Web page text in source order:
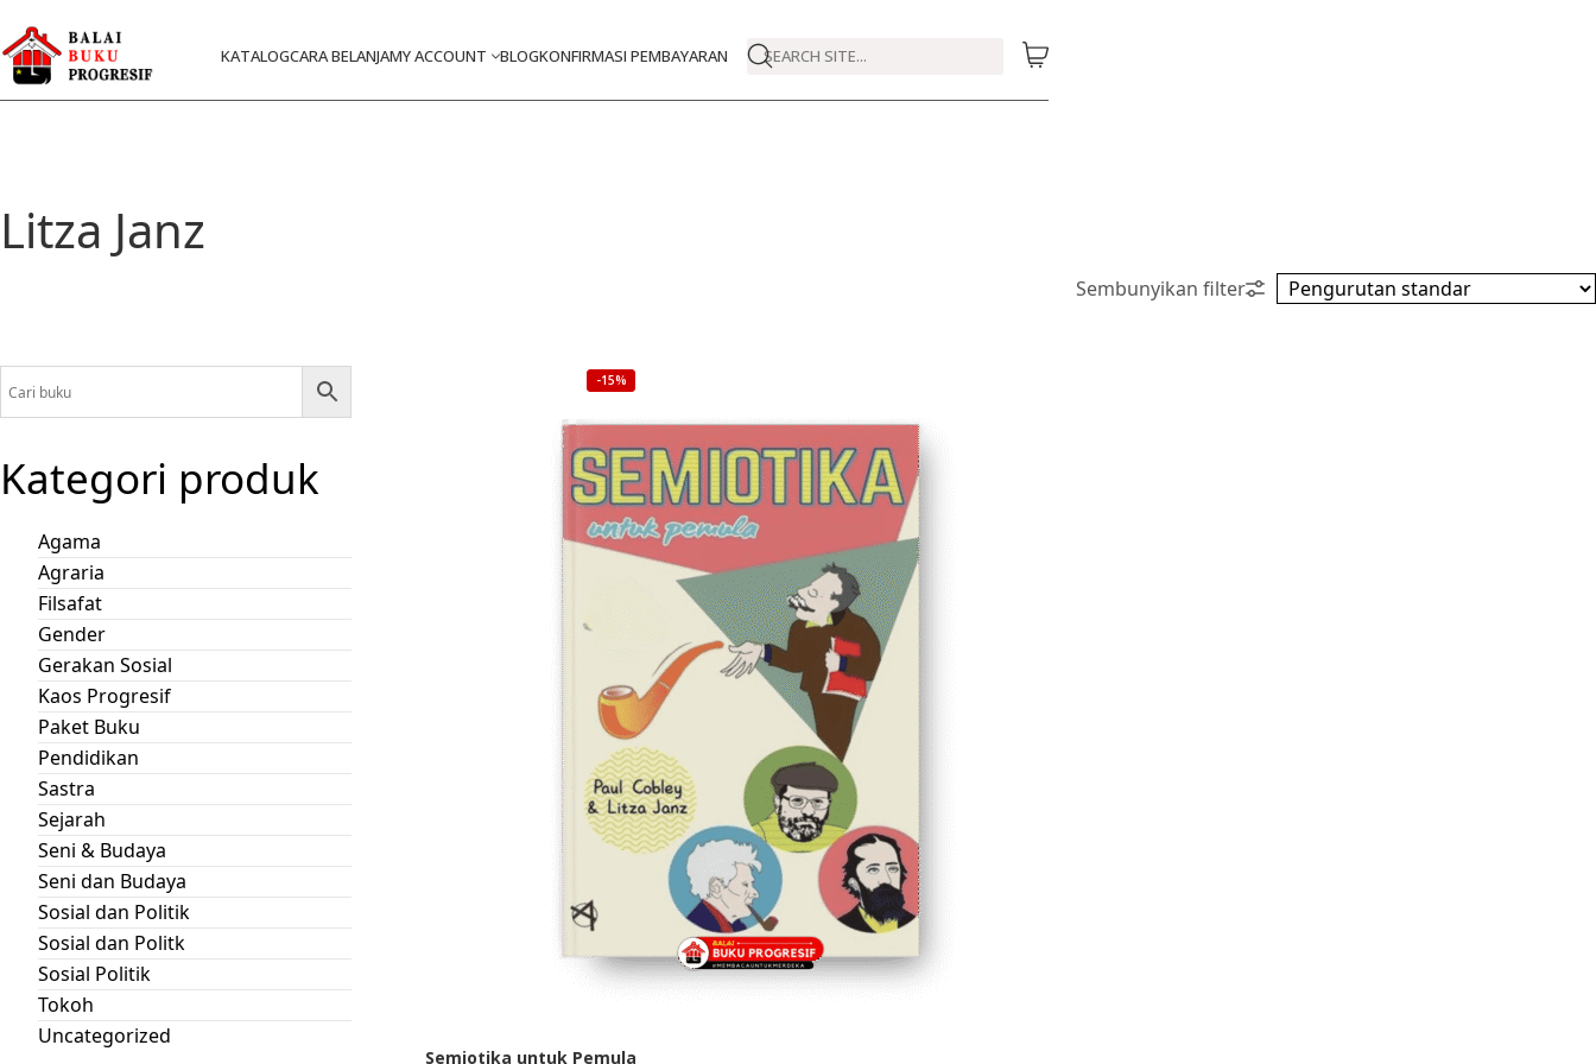
KATALOGCARA BELANJAMY ACCOUNT BLOGKONFIRMASI PEMBAYARAN SEARCH SITE...
Litza Janz
-15%
Semiotika untuk Pemula
Kategori produk
Agama
Agraria
Filsafat
Gender
Gerakan Sosial
Kaos Progresif
Paket Buku
Pendidikan
Sastra
Sejarah
Seni & Budaya
Seni dan Budaya
Sosial dan Politik
Sosial dan Politk
Sosial Politik
Tokoh
Uncategorized